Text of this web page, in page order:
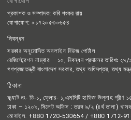
প্রকাশক ও সম্পাদক: কবি শংকর রায়
যোগাযোগ: ০১৭২০৫৩০৬৫৪
নিবন্ধন
সরকার অনুমোদিত অনলাইন নিউজ পোর্টাল
রেজিস্ট্রেশন নাম্বার – ১৫, নিবন্ধন প্রদানের তারিখঃ
গণপ্রজাতন্ত্রী বাংলাদেশ সরকার, তথ্য অধিদপ্তর, তথ্য
ঠিকানা
ফ্ল্যাট নং- ডি-১, ফ্লোর- ১,এমসিটি হাফিজ উল্লাহ গ্রীণ
ঢাকা – ১২০৯, সিলেট অফিস : তরঙ্গ ৯/২ (৪র্থ তালা)
মোবাইল: +880 1720-530654 / +880 1712-